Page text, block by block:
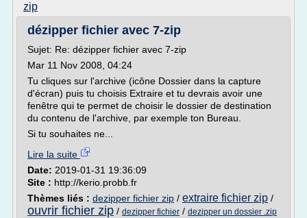
zip
dézipper fichier avec 7-zip
Sujet: Re: dézipper fichier avec 7-zip
Mar 11 Nov 2008, 04:24
Tu cliques sur l'archive (icône Dossier dans la capture
d'écran) puis tu choisis Extraire et tu devrais avoir une
fenêtre qui te permet de choisir le dossier de destination
du contenu de l'archive, par exemple ton Bureau.
Si tu souhaites ne...
Lire la suite
Date: 2019-01-31 19:36:09
Site : http://kerio.probb.fr
Thèmes liés : dezipper fichier zip / extraire fichier zip /
ouvrir fichier zip / dezipper fichier / dezipper un dossier .zip